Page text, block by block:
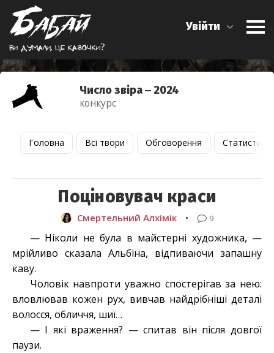
Ви думали, це казочки?
Увійти
Число звіра ‒ 2024
конкурс
Головна Всі твори Обговорення Статистика
Поціновувач краси
Смертельний Алхімік • 9
— Ніколи не була в майстерні художника, —
мрійливо сказала Альбіна, відпиваючи запашну
каву.
Чоловік навпроти уважно спостерігав за нею:
вловлював кожен рух, вивчав найдрібніші деталі
волосся, обличчя, шиї…
— І які враження? — спитав він після довгої
паузи.